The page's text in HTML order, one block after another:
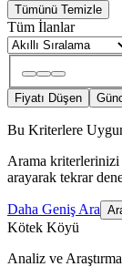
Tümünü Temizle
Tüm İlanlar
Fiyatı Düşen
Bu Kriterlere
Arama kriterlerinizi
arayarak tekrar
Daha Geniş Ara
Kötek Köyü
Analiz ve